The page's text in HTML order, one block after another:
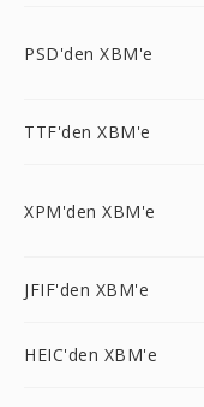
PSD'den XBM'e
TTF'den XBM'e
XPM'den XBM'e
JFIF'den XBM'e
HEIC'den XBM'e